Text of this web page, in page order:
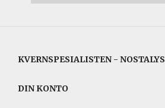
KVERNSPESIALISTEN - NOSTALYS
DIN KONTO